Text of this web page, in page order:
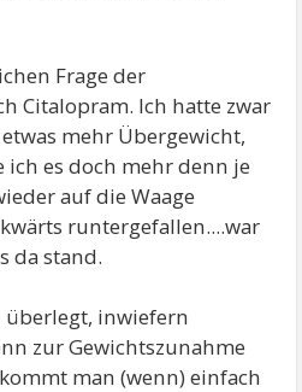
Frage der
Citalopram. Ich hatte zwar
mehr Übergewicht,
es doch mehr denn je
auf die Waage
runtergefallen....war
da stand.
inwiefern
zur Gewichtszunahme
man (wenn) einfach